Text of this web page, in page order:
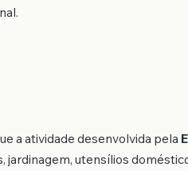
a atividade desenvolvida pela
utensílios